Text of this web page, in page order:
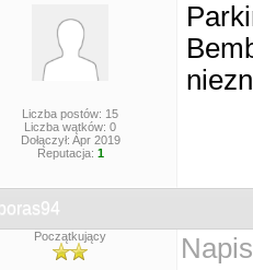
Liczba postów: 15
Liczba wątków: 0
Dołączył: Apr 2019
Reputacja: 1
boras94
Początkujący